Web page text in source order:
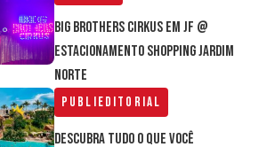
Big Brothers Cirkus em JF @
estacionamento Shopping Jardim
Norte
Publieditorial
Descubra tudo o que você